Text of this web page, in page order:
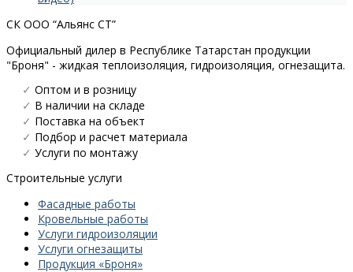
СК ООО “Альянс СТ”
Официальный дилер в Республике Татарстан продукции
"Броня" - жидкая теплоизоляция, гидроизоляция, огнезащита.
✓ Оптом и в розницу
✓ В наличии на складе
✓ Поставка на объект
✓ Подбор и расчет материала
✓ Услуги по монтажу
Строительные услуги
Фасадные работы
Кровельные работы
Услуги гидроизоляции
Услуги огнезащиты
Продукция «Броня»